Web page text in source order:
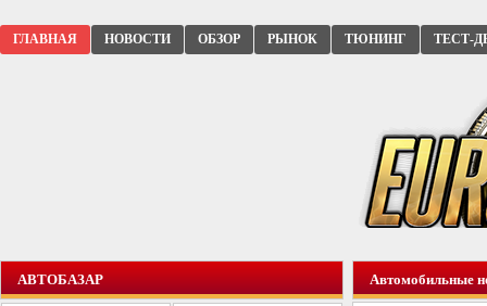
ГЛАВНАЯ НОВОСТИ ОБЗОР РЫНОК ТЮНИНГ ТЕСТ-
Автомобильные
АВТОБАЗАР